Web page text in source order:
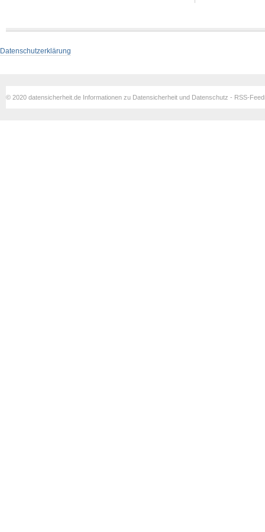
Datenschutzerklärung
© 2020 datensicherheit.de Informationen zu Datensicherheit und Datenschutz - RSS-